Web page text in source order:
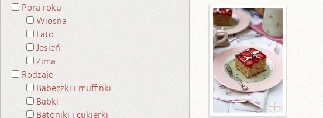
Pora roku
Wiosna
Lato
Jesień
Zima
Rodzaje
Babeczki i muffinki
Babki
Batoniki i cukierki